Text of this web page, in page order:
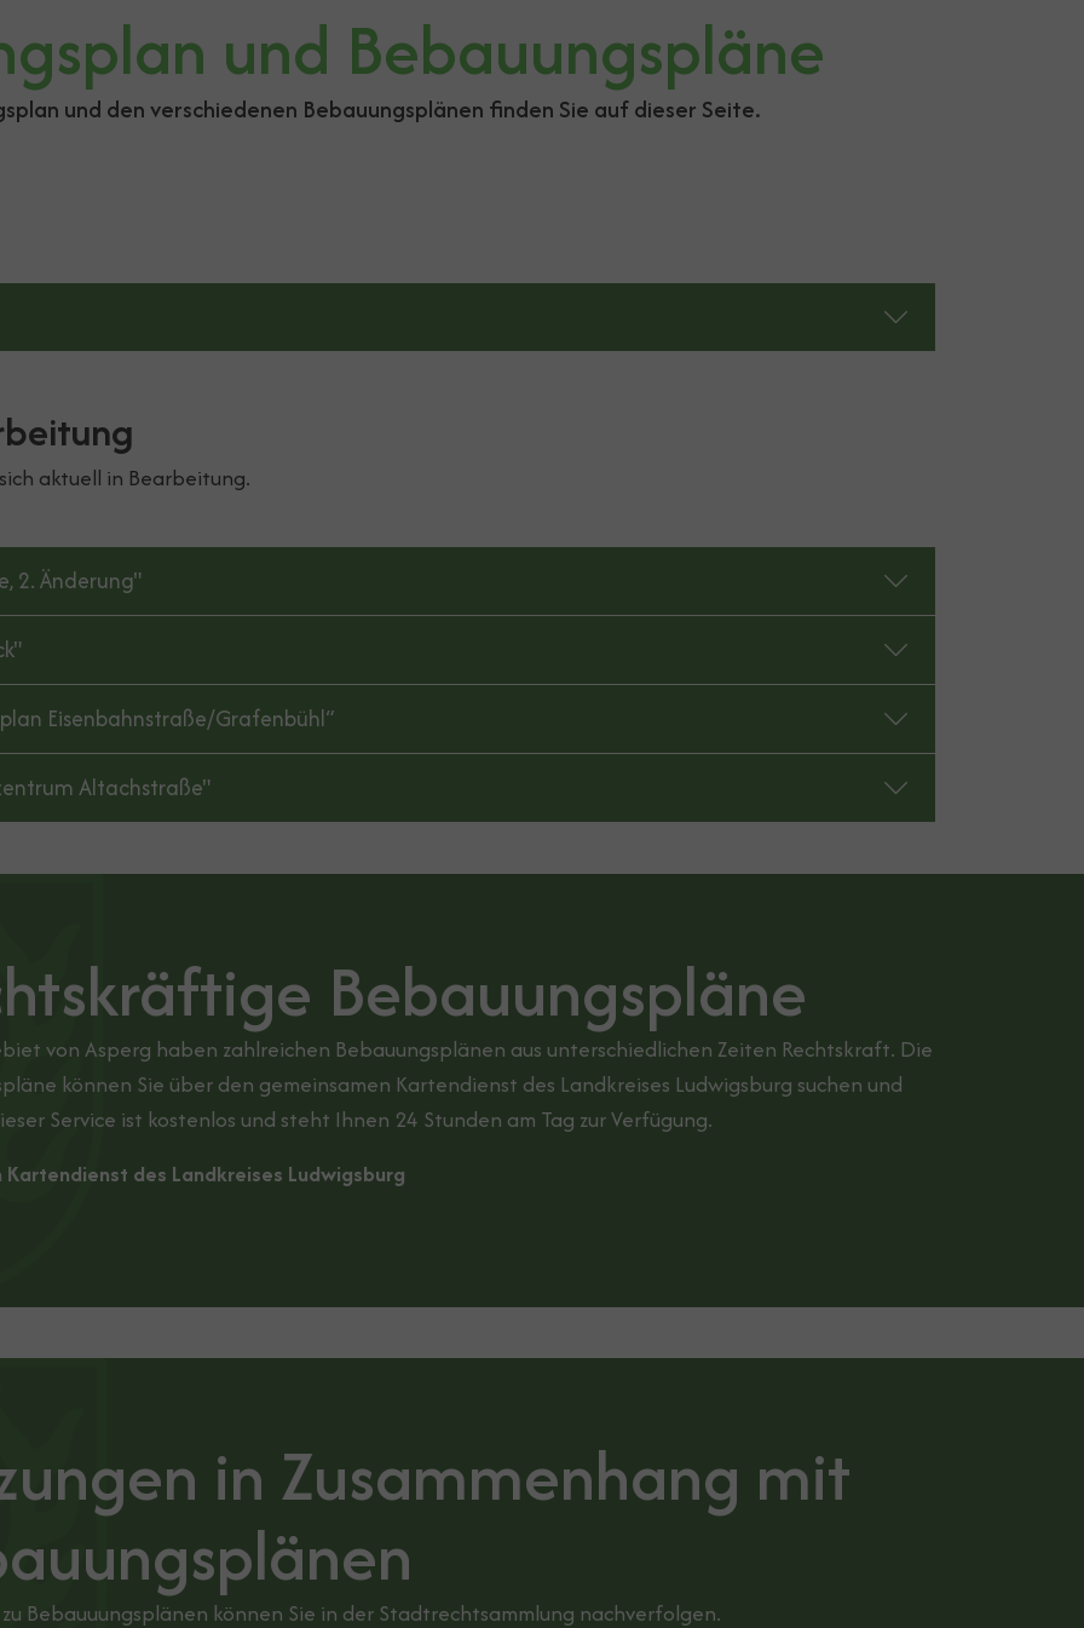
und Bebauungspläne
und den verschiedenen Bebauungsplänen finden Sie auf dieser Seite.
aktuell in Bearbeitung.
2. Änderung"
Eisenbahnstraße/Grafenbühl“
Altachstraße"
Bebauungspläne
von Asperg haben zahlreichen Bebauungsplänen aus unterschiedlichen Zeiten Rechtskraft. Die
können Sie über den gemeinsamen Kartendienst des Landkreises Ludwigsburg suchen und
Service ist kostenlos und steht Ihnen 24 Stunden am Tag zur Verfügung.
Kartendienst des Landkreises Ludwigsburg
in Zusammenhang mit
Bebauuungsplänen können Sie in der Stadtrechtsammlung nachverfolgen.